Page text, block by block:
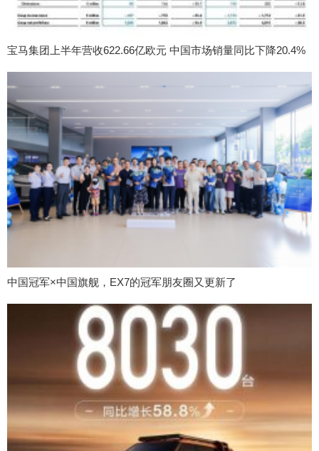
宝马集团上半年营收622.66亿欧元 中国市场销量同比下降20.4%
中国冠军×中国旗舰，EX7的冠军朋友圈又更新了